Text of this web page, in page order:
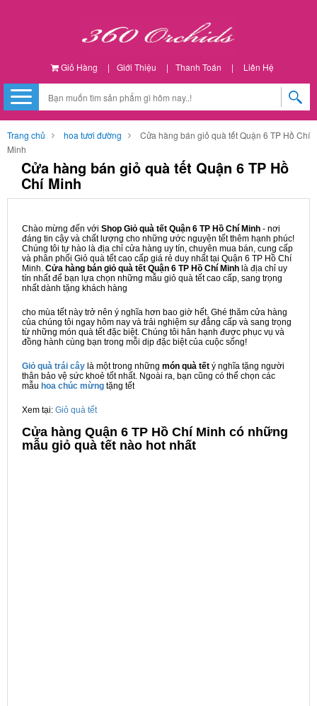
Giỏ Hàng | Giới Thiệu | Thanh Toán | Liên Hệ
Trang chủ hoa tươi đường
Cửa hàng bán giỏ quà tết Quận 6 TP Hồ Chí
Minh
Cửa hàng bán giỏ quà tết Quận 6 TP Hồ
Chí Minh
Chào mừng đến với Shop Giỏ quà tết Quận 6 TP Hồ Chí Minh - nơi
đáng tin cậy và chất lượng cho những ước nguyện tết thêm hạnh phúc!
Chúng tôi tự hào là địa chỉ cửa hàng uy tín, chuyên mua bán, cung cấp
và phân phối Giỏ quà tết cao cấp giá rẻ duy nhất tại Quận 6 TP Hồ Chí
Minh. Cửa hàng bán giỏ quà tết Quận 6 TP Hồ Chí Minh là địa chỉ uy
tín nhất để bạn lựa chọn những mẫu giỏ quà tết cao cấp, sang trọng
nhất dành tặng khách hàng
cho mùa tết này trở nên ý nghĩa hơn bao giờ hết. Ghé thăm cửa hàng
của chúng tôi ngay hôm nay và trải nghiệm sự đẳng cấp và sang trọng
từ những món quà tết đặc biệt. Chúng tôi hân hạnh được phục vụ và
đồng hành cùng bạn trong mỗi dịp đặc biệt của cuộc sống!
Giỏ quà trái cây là một trong những món quà tết ý nghĩa tặng người
thân bảo vệ sức khoẻ tốt nhất. Ngoài ra, bạn cũng có thể chọn các
mẫu hoa chúc mừng tặng tết
Xem tại: Giỏ quà tết
Cửa hàng Quận 6 TP Hồ Chí Minh có những
mẫu giỏ quà tết nào hot nhất